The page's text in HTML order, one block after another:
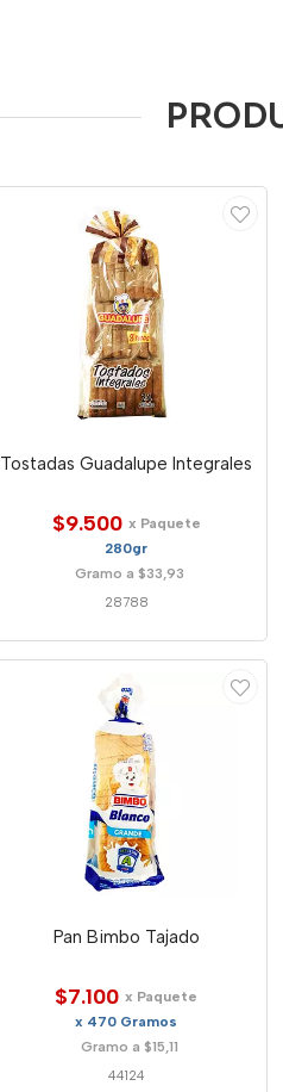
Tostadas Guadalupe Integrales
$9.500 x Paquete
280gr
Gramo a $33,93
28788
Pan Bimbo Tajado
$7.100 x Paquete
x 470 Gramos
Gramo a $15,11
44124